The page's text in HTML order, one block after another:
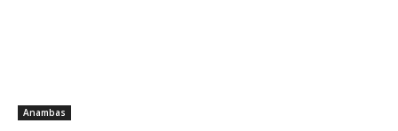
Anambas